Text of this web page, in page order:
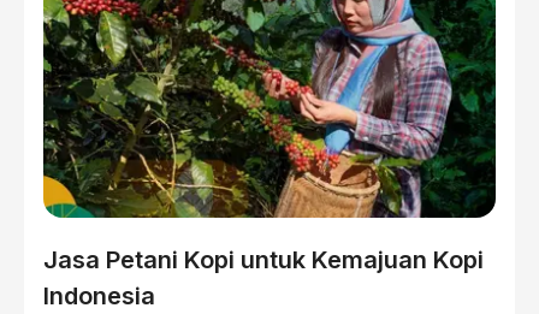
Jasa Petani Kopi untuk Kemajuan Kopi
Indonesia